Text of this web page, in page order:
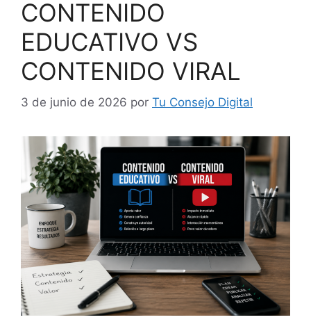
CONTENIDO
EDUCATIVO VS
CONTENIDO VIRAL
3 de junio de 2026 por Tu Consejo Digital